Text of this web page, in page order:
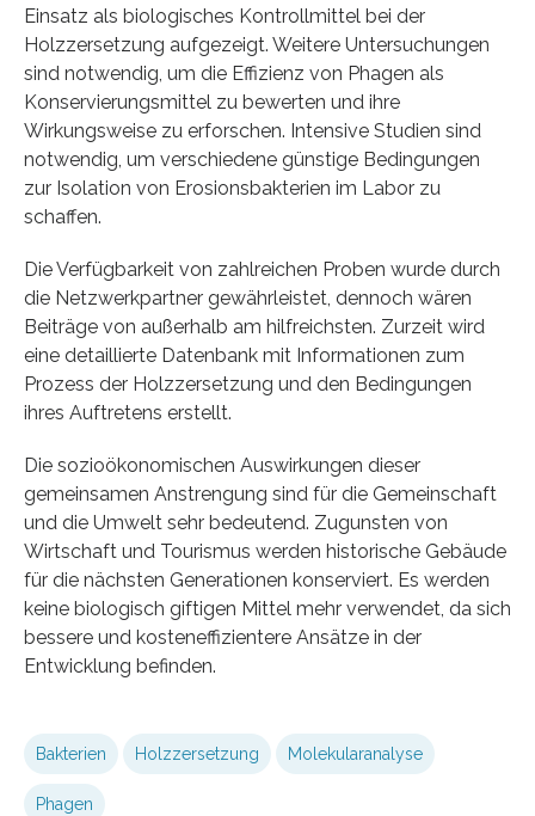
Einsatz als biologisches Kontrollmittel bei der
Holzzersetzung aufgezeigt. Weitere Untersuchungen
sind notwendig, um die Effizienz von Phagen als
Konservierungsmittel zu bewerten und ihre
Wirkungsweise zu erforschen. Intensive Studien sind
notwendig, um verschiedene günstige Bedingungen
zur Isolation von Erosionsbakterien im Labor zu
schaffen.
Die Verfügbarkeit von zahlreichen Proben wurde durch
die Netzwerkpartner gewährleistet, dennoch wären
Beiträge von außerhalb am hilfreichsten. Zurzeit wird
eine detaillierte Datenbank mit Informationen zum
Prozess der Holzzersetzung und den Bedingungen
ihres Auftretens erstellt.
Die sozioökonomischen Auswirkungen dieser
gemeinsamen Anstrengung sind für die Gemeinschaft
und die Umwelt sehr bedeutend. Zugunsten von
Wirtschaft und Tourismus werden historische Gebäude
für die nächsten Generationen konserviert. Es werden
keine biologisch giftigen Mittel mehr verwendet, da sich
bessere und kosteneffizientere Ansätze in der
Entwicklung befinden.
Bakterien Holzzersetzung Molekularanalyse
Phagen